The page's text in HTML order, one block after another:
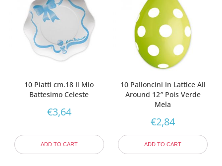
10 Piatti cm.18 Il Mio
Battesimo Celeste
€3,64
ADD TO CART
10 Palloncini in Lattice All
Around 12″ Pois Verde
Mela
€2,84
ADD TO CART